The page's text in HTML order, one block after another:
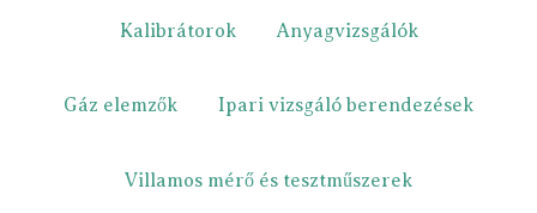
Kalibrátorok Anyagvizsgálók
Gáz elemzők Ipari vizsgáló berendezések
Villamos mérő és tesztműszerek